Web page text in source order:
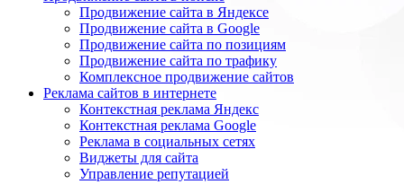
Продвижение сайта в Яндексе
Продвижение сайта в Google
Продвижение сайта по позициям
Продвижение сайта по трафику
Комплексное продвижение сайтов
Реклама сайтов в интернете
Контекстная реклама Яндекс
Контекстная реклама Google
Реклама в социальных сетях
Виджеты для сайта
Управление репутацией